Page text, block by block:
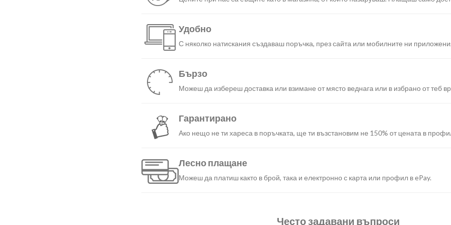
Удобно
С няколко натискания създаваш поръчка, през сайта или мобилните ни
Бързо
Можеш да избереш доставка или взимане от място веднага или в избрано от теб
Гарантирано
Ако нещо не ти хареса в поръчката, ще ти възстановим не 150% от цената в
Лесно плащане
Можеш да платиш както в брой, така и електронно с карта или профил в ePay.
Често задавани въпроси